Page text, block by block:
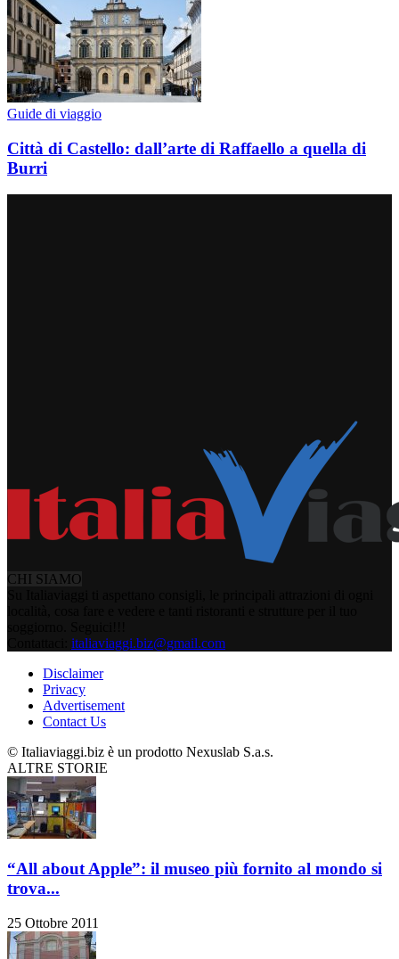
Guide di viaggio
Città di Castello: dall’arte di Raffaello a quella di
Burri
CHI SIAMO
italiaviaggi.biz@gmail.com
Disclaimer
Privacy
Advertisement
Contact Us
© Italiaviaggi.biz è un prodotto Nexuslab S.a.s.
ALTRE STORIE
“All about Apple”: il museo più fornito al mondo si
trova...
25 Ottobre 2011